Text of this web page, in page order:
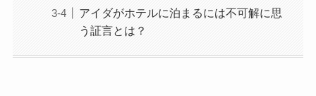
アイダがホテルに泊まるには不可解に思
う証言とは？